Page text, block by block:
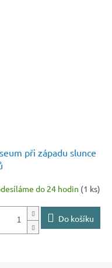
při západu slunce
do 24 hodin (1 ks)
Do košíku